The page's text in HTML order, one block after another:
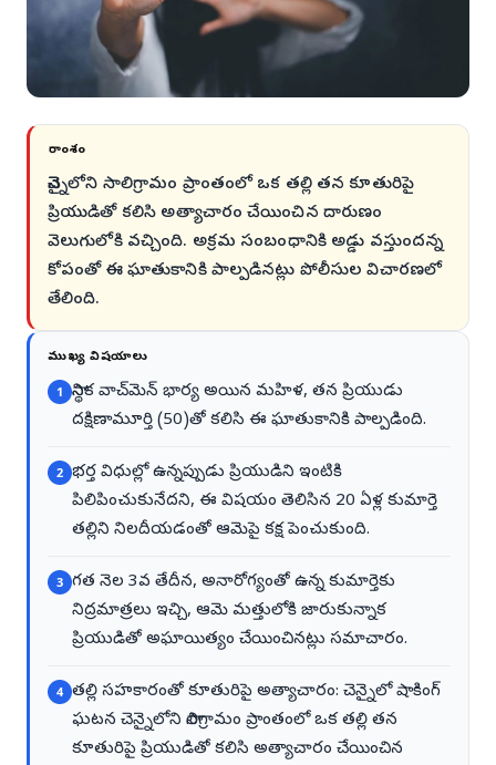
సారాంశం
చెన్నైలోని సాలిగ్రామం ప్రాంతంలో ఒక తల్లి తన కూతురిపై
ప్రియుడితో కలిసి అత్యాచారం చేయించిన దారుణం
వెలుగులోకి వచ్చింది. అక్రమ సంబంధానికి అడ్డు వస్తుందన్న
కోపంతో ఈ ఘాతుకానికి పాల్పడినట్లు పోలీసుల విచారణలో
తేలింది.
ముఖ్య విషయాలు
1 స్థానిక వాచ్‌మెన్‌ భార్య అయిన మహిళ, తన ప్రియుడు
దక్షిణామూర్తి (50)తో కలిసి ఈ ఘాతుకానికి పాల్పడింది.
2 భర్త విధుల్లో ఉన్నప్పుడు ప్రియుడిని ఇంటికి
పిలిపించుకునేదని, ఈ విషయం తెలిసిన 20 ఏళ్ల కుమార్తె
తల్లిని నిలదీయడంతో ఆమెపై కక్ష పెంచుకుంది.
3 గత నెల 3వ తేదీన, అనారోగ్యంతో ఉన్న కుమార్తెకు
నిద్రమాత్రలు ఇచ్చి, ఆమె మత్తులోకి జారుకున్నాక
ప్రియుడితో అఘాయిత్యం చేయించినట్లు సమాచారం.
4 తల్లి సహకారంతో కూతురిపై అత్యాచారం: చెన్నైలో షాకింగ్
ఘటన చెన్నైలోని సాలిగ్రామం ప్రాంతంలో ఒక తల్లి తన
కూతురిపై ప్రియుడితో కలిసి అత్యాచారం చేయించిన